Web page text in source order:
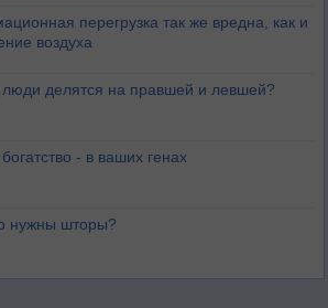
перегрузка так же вредна, как и
воздуха
делятся на правшей и левшей?
- в ваших генах
нужны шторы?